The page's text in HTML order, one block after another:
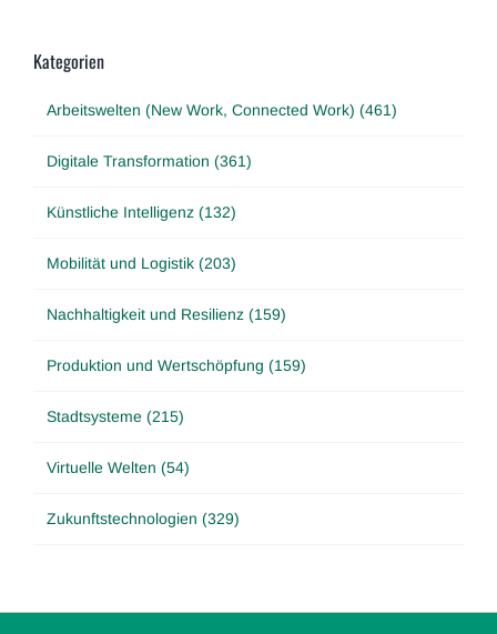
Kategorien
Arbeitswelten (New Work, Connected Work) (461)
Digitale Transformation (361)
Künstliche Intelligenz (132)
Mobilität und Logistik (203)
Nachhaltigkeit und Resilienz (159)
Produktion und Wertschöpfung (159)
Stadtsysteme (215)
Virtuelle Welten (54)
Zukunftstechnologien (329)